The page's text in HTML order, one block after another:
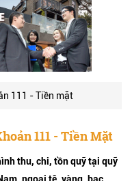
111 - Tiền mặt
111 - Tiền Mặt
thu, chi, tồn quỹ tại quỹ
ngoại tệ, vàng, bạc,